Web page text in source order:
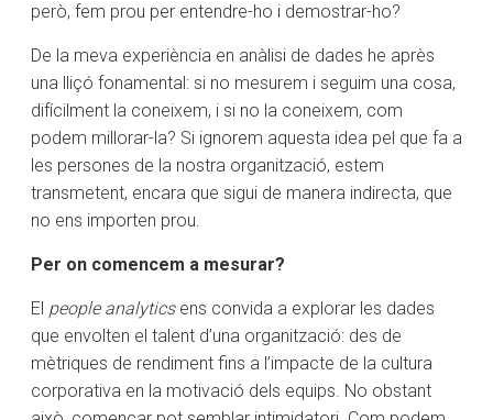
però, fem prou per entendre-ho i demostrar-ho?
De la meva experiència en anàlisi de dades he après
una lliçó fonamental: si no mesurem i seguim una cosa,
difícilment la coneixem, i si no la coneixem, com
podem millorar-la? Si ignorem aquesta idea pel que fa a
les persones de la nostra organització, estem
transmetent, encara que sigui de manera indirecta, que
no ens importen prou.
Per on comencem a mesurar?
El people analyticsens convida a explorar les dades
que envolten el talent d’una organització: des de
mètriques de rendiment fins a l’impacte de la cultura
corporativa en la motivació dels equips. No obstant